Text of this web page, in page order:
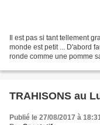
Il est pas si tant tellement
monde est petit ... D'abord
ronde comme une pomme
TRAHISONS au
Publié le 27/08/2017 à